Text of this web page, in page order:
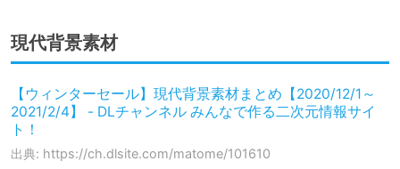
現代背景素材
【ウィンターセール】現代背景素材まとめ【2020/12/1～
2021/2/4】 - DLチャンネル みんなで作る二次元情報サイ
ト！
出典: https://ch.dlsite.com/matome/101610